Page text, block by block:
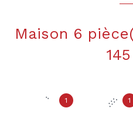
Maison 6 pièce(s) 3 chambre(s)
1 1